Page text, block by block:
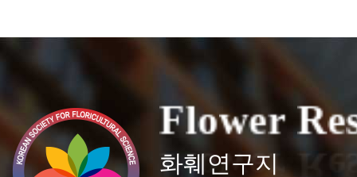
Flower Re
화훼연구지